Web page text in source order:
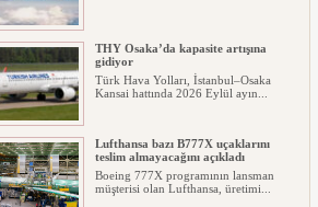
THY Osaka’da kapasite artışına
gidiyor
Türk Hava Yolları, İstanbul–Osaka
Kansai hattında 2026 Eylül ayın...
Lufthansa bazı B777X uçaklarını
teslim almayacağını açıkladı
Boeing 777X programının lansman
müşterisi olan Lufthansa, üretimi...